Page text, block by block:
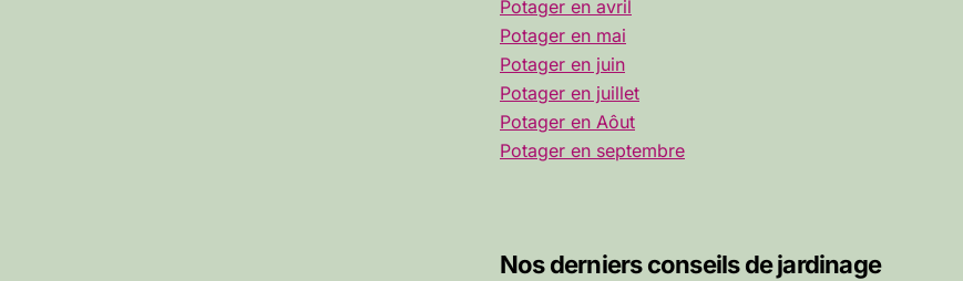
Potager en avril
Potager en mai
Potager en juin
Potager en juillet
Potager en Aôut
Potager en septembre
Nos derniers conseils de jardinage